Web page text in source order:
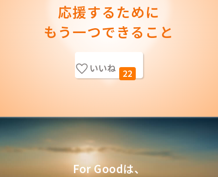
応援するために
もう一つできること
いいね 22
For Goodは、